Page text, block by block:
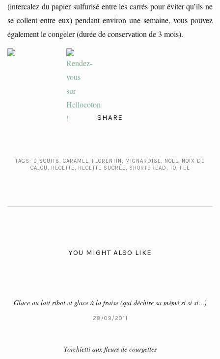
(intercalez du papier sulfurisé entre les carrés pour éviter qu’ils ne
se collent entre eux) pendant environ une semaine, vous pouvez
également le congeler (durée de conservation de 3 mois).
SHARE
TAGS: BISCUITS, CARAMEL, FLORENTIN, MIGNARDISE, NOEL, NOIX DE
CAJOU, RECETTE, RECETTE SUCRÉE, SHORTBREAD, TOFFEE
YOU MIGHT ALSO LIKE
Glace au lait ribot et glace à la fraise (qui déchire sa mémé si si si…)
28/09/2011
Torchietti aux fleurs de courgettes